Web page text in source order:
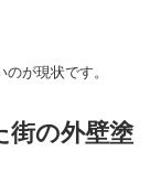
が現状です。
街の外壁塗